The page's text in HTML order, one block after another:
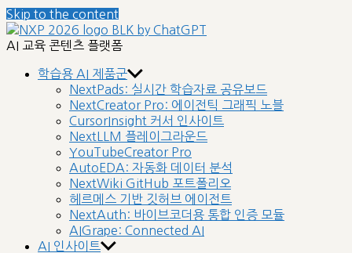
Skip to the content
AI 교육 콘텐츠 플랫폼
학습용 AI 제품군
NextPads: 실시간 학습자료 공유보드
NextCreator Pro: 에이전틱 그래픽 노블
CursorInsight 커서 인사이트
NextLLM 플레이그라운드
YouTubeCreator Pro
AutoEDA: 자동화 데이터 분석
NextWiki GitHub 포트폴리오
헤르메스 기반 깃허브 에이전트
NextAuth: 바이브코더용 통합 인증 모듈
AIGrape: Connected AI
AI 인사이트